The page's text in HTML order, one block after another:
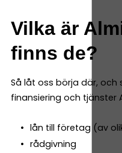
Vilka är
finns de?
Så låt oss börja där,
finansiering och tjänster
lån till företag (av
rådgivning